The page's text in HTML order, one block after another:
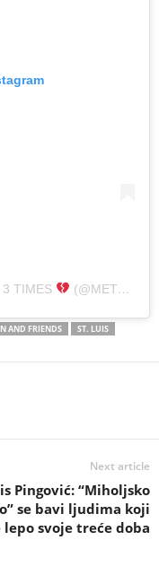
3 TIMES (@METROBOOMIN)
AND FRIENDS
ST. LUIS
Next article
Pingović: “Miholjsko
se bavi ljudima koji
lepo svoje treće doba